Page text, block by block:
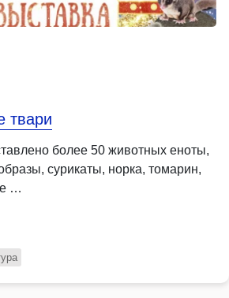
твари
более 50 животных еноты,
сурикаты, норка, томарин,
…